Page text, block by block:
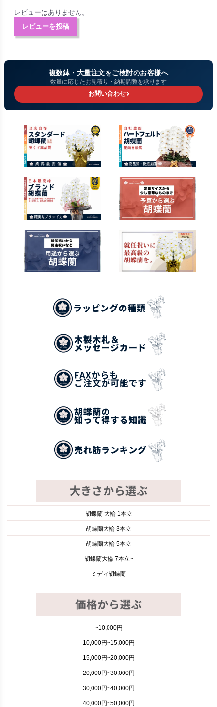
レビューはありません。
レビューを投稿
複数鉢・大量注文をご検討のお客様へ
数量に応じたお見積り・納期調整を承ります
お問い合わせ
胡蝶蘭 大輪 1本立
胡蝶蘭大輪 3本立
胡蝶蘭大輪 5本立
胡蝶蘭大輪 7本立~
ミディ胡蝶蘭
~10,000円
10,000円~15,000円
15,000円~20,000円
20,000円~30,000円
30,000円~40,000円
40,000円~50,000円